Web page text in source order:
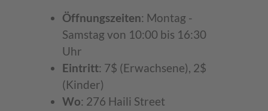
Öffnungszeiten: Montag -
Samstag von 10:00 bis 16:30
Uhr
Eintritt: 7$ (Erwachsene), 2$
(Kinder)
Wo: 276 Haili Street